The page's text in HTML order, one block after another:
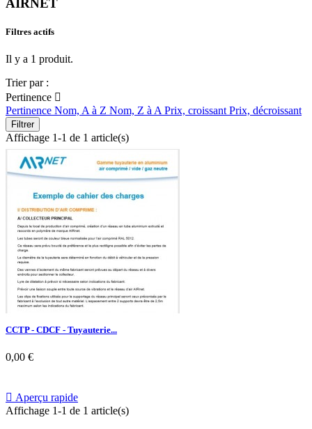
Filtres actifs
Il y a 1 produit.
Trier par :
Pertinence 
Pertinence Nom, A à Z Nom, Z à A Prix, croissant Prix, décroissant
Filtrer
Affichage 1-1 de 1 article(s)
CCTP - CDCF - Tuyauterie...
0,00 €
 Aperçu rapide
Affichage 1-1 de 1 article(s)